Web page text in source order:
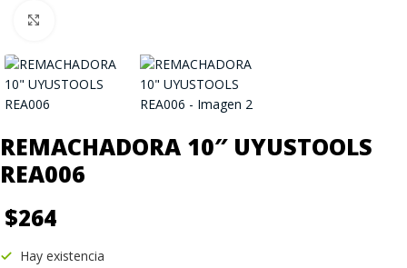
REMACHADORA 10″ UYUSTOOLS
REA006
$264
Hay existencia